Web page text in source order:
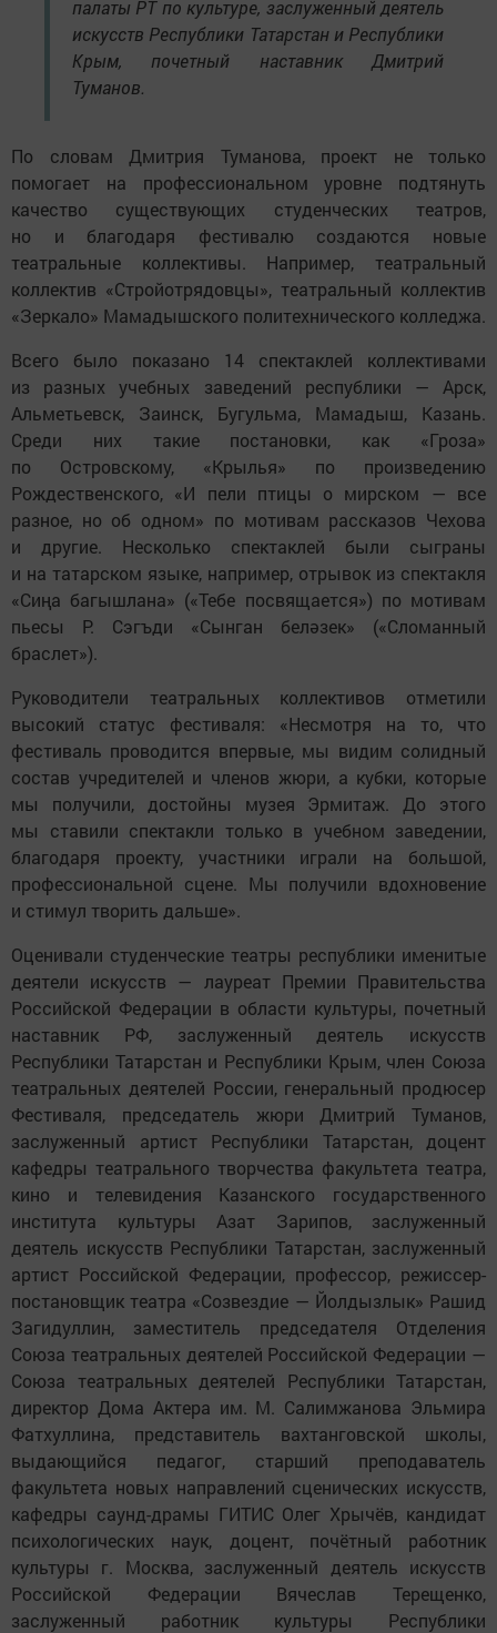
палаты РТ по культуре, заслуженный деятель
искусств Республики Татарстан и Республики
Крым, почетный наставник Дмитрий
Туманов.
По словам Дмитрия Туманова, проект не только
помогает на профессиональном уровне подтянуть
качество существующих студенческих театров,
но и благодаря фестивалю создаются новые
театральные коллективы. Например, театральный
коллектив «Стройотрядовцы», театральный коллектив
«Зеркало» Мамадышского политехнического колледжа.
Всего было показано 14 спектаклей коллективами
из разных учебных заведений республики — Арск,
Альметьевск, Заинск, Бугульма, Мамадыш, Казань.
Среди них такие постановки, как «Гроза»
по Островскому, «Крылья» по произведению
Рождественского, «И пели птицы о мирском — все
разное, но об одном» по мотивам рассказов Чехова
и другие. Несколько спектаклей были сыграны
и на татарском языке, например, отрывок из спектакля
«Сиңа багышлана» («Тебе посвящается») по мотивам
пьесы Р. Сэгъди «Сынган беләзек» («Сломанный
браслет»).
Руководители театральных коллективов отметили
высокий статус фестиваля: «Несмотря на то, что
фестиваль проводится впервые, мы видим солидный
состав учредителей и членов жюри, а кубки, которые
мы получили, достойны музея Эрмитаж. До этого
мы ставили спектакли только в учебном заведении,
благодаря проекту, участники играли на большой,
профессиональной сцене. Мы получили вдохновение
и стимул творить дальше».
Оценивали студенческие театры республики именитые
деятели искусств — лауреат Премии Правительства
Российской Федерации в области культуры, почетный
наставник РФ, заслуженный деятель искусств
Республики Татарстан и Республики Крым, член Союза
театральных деятелей России, генеральный продюсер
Фестиваля, председатель жюри Дмитрий Туманов,
заслуженный артист Республики Татарстан, доцент
кафедры театрального творчества факультета театра,
кино и телевидения Казанского государственного
института культуры Азат Зарипов, заслуженный
деятель искусств Республики Татарстан, заслуженный
артист Российской Федерации, профессор, режиссер-
постановщик театра «Созвездие — Йолдызлык» Рашид
Загидуллин, заместитель председателя Отделения
Союза театральных деятелей Российской Федерации —
Союза театральных деятелей Республики Татарстан,
директор Дома Актера им. М. Салимжанова Эльмира
Фатхуллина, представитель вахтанговской школы,
выдающийся педагог, старший преподаватель
факультета новых направлений сценических искусств,
кафедры саунд-драмы ГИТИС Олег Хрычёв, кандидат
психологических наук, доцент, почётный работник
культуры г. Москва, заслуженный деятель искусств
Российской Федерации Вячеслав Терещенко,
заслуженный работник культуры Республики